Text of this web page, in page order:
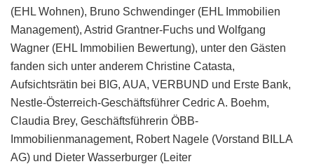
(EHL Wohnen), Bruno Schwendinger (EHL Immobilien
Management), Astrid Grantner-Fuchs und Wolfgang
Wagner (EHL Immobilien Bewertung), unter den Gästen
fanden sich unter anderem Christine Catasta,
Aufsichtsrätin bei BIG, AUA, VERBUND und Erste Bank,
Nestle-Österreich-Geschäftsführer Cedric A. Boehm,
Claudia Brey, Geschäftsführerin ÖBB-
Immobilienmanagement, Robert Nagele (Vorstand BILLA
AG) und Dieter Wasserburger (Leiter